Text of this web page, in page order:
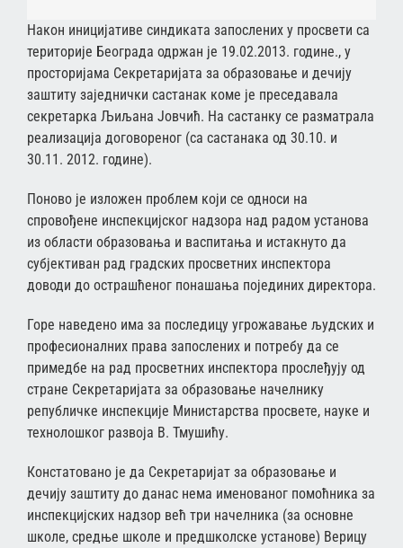
Након иницијативе синдиката запослених у просвети са
територије Београда одржан је 19.02.2013. године., у
просторијама Секретаријата за образовање и дечију
заштиту заједнички састанак коме је преседавала
секретарка Љиљана Јовчић. На састанку се разматрала
реализација договореног (са састанака од 30.10. и
30.11. 2012. године).
Поново је изложен проблем који се односи на
спровођене инспекцијског надзора над радом установа
из области образовања и васпитања и истакнуто да
субјективан рад градских просветних инспектора
доводи до острашћеног понашања појединих директора.
Горе наведено има за последицу угрожавање људских и
професионалних права запослених и потребу да се
примедбе на рад просветних инспектора прослеђују од
стране Секретаријата за образовање начелнику
републичке инспекције Министарства просвете, науке и
технолошког развоја В. Тмушићу.
Констатовано је да Секретаријат за образовање и
дечију заштиту до данас нема именованог помоћника за
инспекцијских надзор већ три начелника (за основне
школе, средње школе и предшколске установе) Верицу